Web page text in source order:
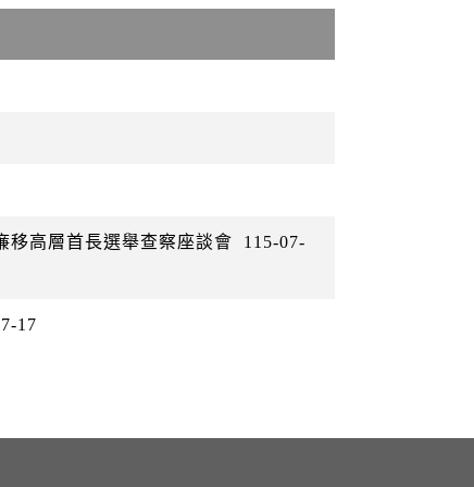
移高層首長選舉查察座談會 115-07-
17